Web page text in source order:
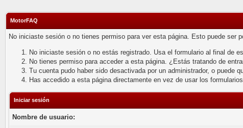
MotorFAQ
No iniciaste sesión o no tienes permiso para ver esta página. Esto puede ser
No iniciaste sesión o no estás registrado. Usa el formulario al final de
No tienes permiso para acceder a esta página. ¿Estás tratando de
Tu cuenta pudo haber sido desactivada por un administrador, o puede
Has accedido a esta página directamente en vez de usar los
Iniciar sesión
Nombre de usuario: